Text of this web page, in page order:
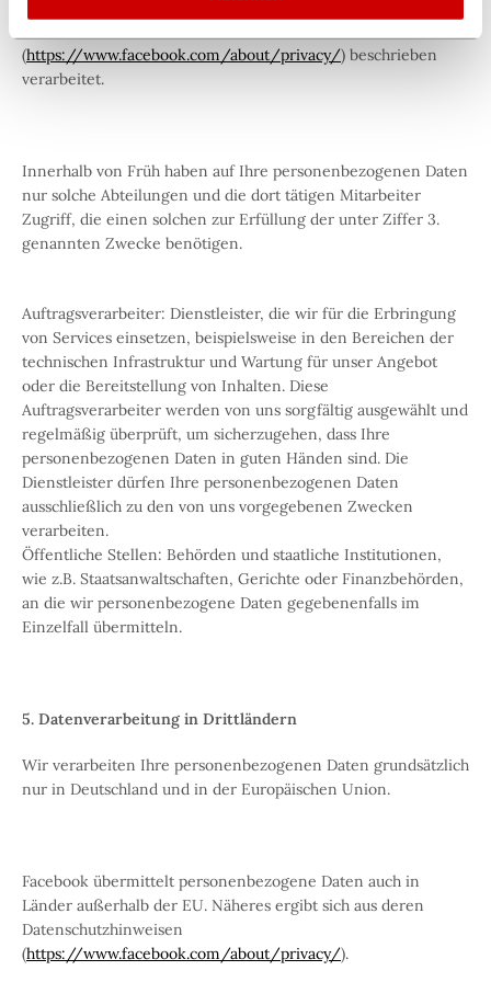
die Daten als Betreiber der Plattform wie in den
(https://www.facebook.com/about/privacy/) beschrieben
verarbeitet.
Innerhalb von Früh haben auf Ihre personenbezogenen Daten
nur solche Abteilungen und die dort tätigen Mitarbeiter
Zugriff, die einen solchen zur Erfüllung der unter Ziffer 3.
genannten Zwecke benötigen.
Auftragsverarbeiter: Dienstleister, die wir für die Erbringung
von Services einsetzen, beispielsweise in den Bereichen der
technischen Infrastruktur und Wartung für unser Angebot
oder die Bereitstellung von Inhalten. Diese
Auftragsverarbeiter werden von uns sorgfältig ausgewählt und
regelmäßig überprüft, um sicherzugehen, dass Ihre
personenbezogenen Daten in guten Händen sind. Die
Dienstleister dürfen Ihre personenbezogenen Daten
ausschließlich zu den von uns vorgegebenen Zwecken
verarbeiten.
Öffentliche Stellen: Behörden und staatliche Institutionen,
wie z.B. Staatsanwaltschaften, Gerichte oder Finanzbehörden,
an die wir personenbezogene Daten gegebenenfalls im
Einzelfall übermitteln.
5. Datenverarbeitung in Drittländern
Wir verarbeiten Ihre personenbezogenen Daten grundsätzlich
nur in Deutschland und in der Europäischen Union.
Facebook übermittelt personenbezogene Daten auch in
Länder außerhalb der EU. Näheres ergibt sich aus deren
Datenschutzhinweisen
(https://www.facebook.com/about/privacy/).